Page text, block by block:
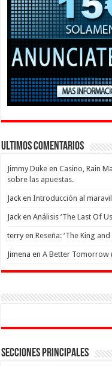
Ultimos Comentarios
Jimmy Duke enCasino, Rain
sobre las apuestas.
Jack enIntroducción al
Jack enAnálisis ‘The Last Of
terryenReseña: ‘The King
Jimena enA Better Tomorrow
Secciones Principales